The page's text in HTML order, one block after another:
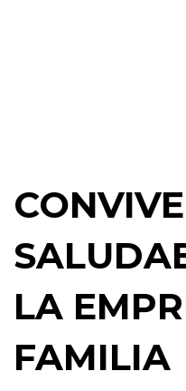
LA
FAMILIA